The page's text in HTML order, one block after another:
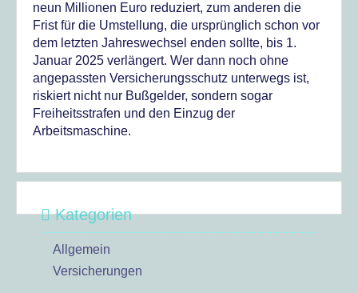
neun Millionen Euro reduziert, zum anderen die
Frist für die Umstellung, die ursprünglich schon vor
dem letzten Jahreswechsel enden sollte, bis 1.
Januar 2025 verlängert. Wer dann noch ohne
angepassten Versicherungsschutz unterwegs ist,
riskiert nicht nur Bußgelder, sondern sogar
Freiheitsstrafen und den Einzug der
Arbeitsmaschine.
Kategorien
Allgemein
Versicherungen